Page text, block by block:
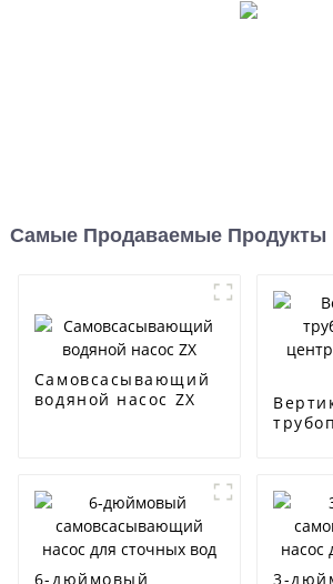
Самые Продаваемые Продукты
Самовсасывающий
водяной насос ZX
6-дюймовый 3-